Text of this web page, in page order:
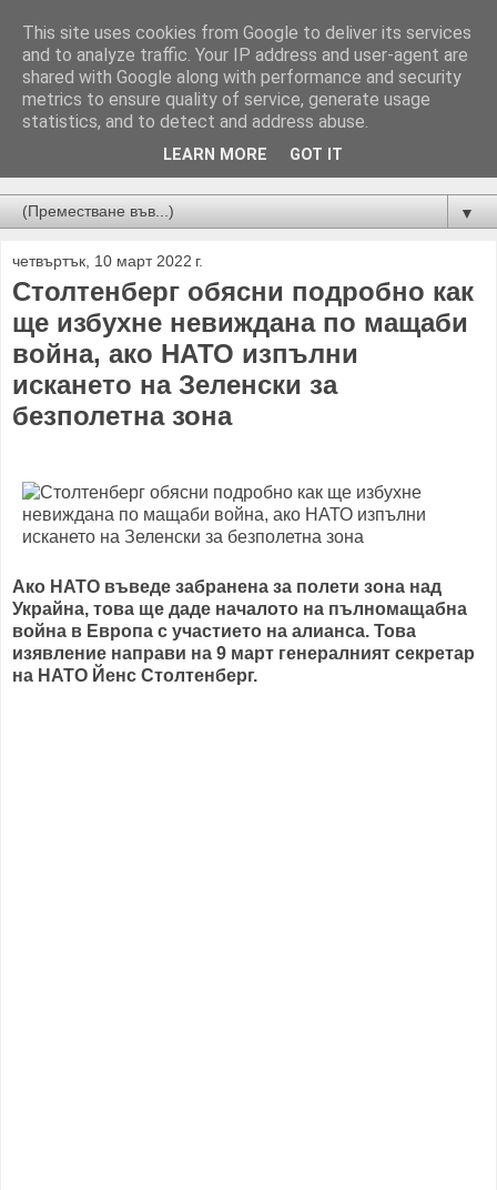
Новини от Бургас, страната и света!
▼
четвъртък, 10 март 2022 г.
Столтенберг обясни подробно как
ще избухне невиждана по мащаби
война, ако НАТО изпълни
искането на Зеленски за
безполетна зона
Ако НАТО въведе забранена за полети зона над
Украйна, това ще даде началото на пълномащабна
война в Европа с участието на алианса. Това
изявление направи на 9 март генералният секретар
на НАТО Йенс Столтенберг.
This site uses cookies from Google to deliver its services
and to analyze traffic. Your IP address and user-agent are
shared with Google along with performance and security
metrics to ensure quality of service, generate usage
statistics, and to detect and address abuse.
LEARN MORE GOT IT